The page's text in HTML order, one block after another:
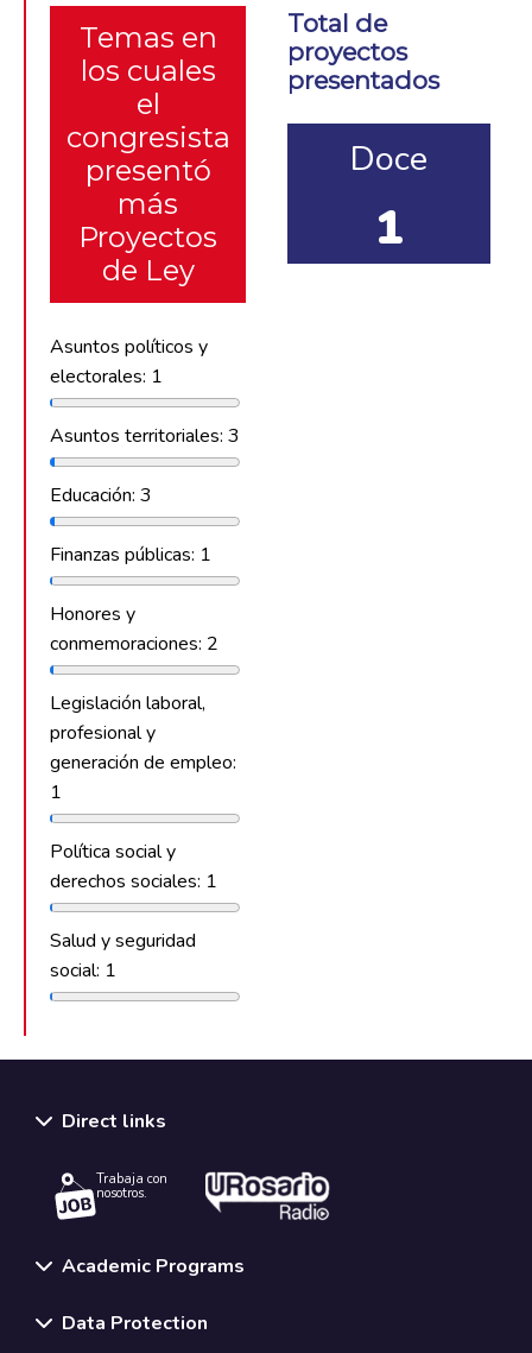
Temas en
los cuales
el
congresista
presentó
más
Proyectos
de Ley
Asuntos políticos y
electorales: 1
Asuntos territoriales: 3
Educación: 3
Finanzas públicas: 1
Honores y
conmemoraciones: 2
Legislación laboral,
profesional y
generación de empleo:
1
Política social y
derechos sociales: 1
Salud y seguridad
social: 1
Total de
proyectos
presentados
Doce
1
Direct links
Trabaja con
nosotros.
Academic Programs
Data Protection